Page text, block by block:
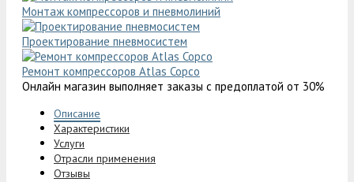
Монтаж компрессоров и пневмолиний
Проектирование пневмосистем
Ремонт компрессоров Atlas Copco
Онлайн магазин выполняет заказы с предоплатой от 30%
Описание
Характеристики
Услуги
Отрасли применения
Отзывы